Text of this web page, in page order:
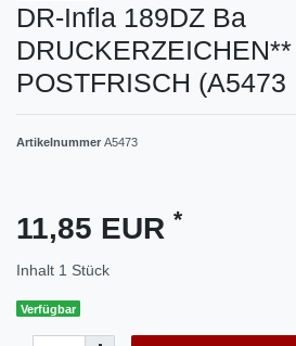
DR-Infla 189DZ Ba
POSTFRISCH (A5473
Artikelnummer A5473
11,85 EUR *
Inhalt 1 Stück
Verfügbar